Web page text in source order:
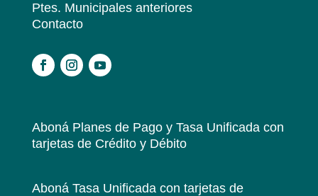
Ptes. Municipales anteriores
Contacto
Aboná Planes de Pago y Tasa Unificadacon
tarjetas de Crédito y Débito
Aboná Tasa Unificadacon tarjetas de